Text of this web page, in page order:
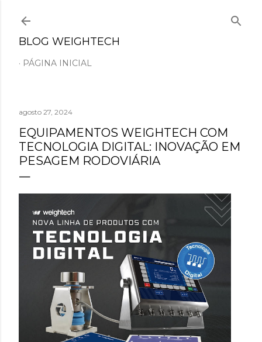
BLOG WEIGHTECH
PÁGINA INICIAL
agosto 27, 2024
EQUIPAMENTOS WEIGHTECH COM
TECNOLOGIA DIGITAL: INOVAÇÃO EM
PESAGEM RODOVIÁRIA